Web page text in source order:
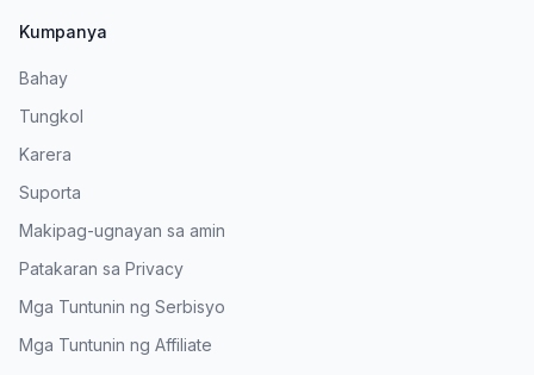
Kumpanya
Bahay
Tungkol
Karera
Suporta
Makipag-ugnayan sa amin
Patakaran sa Privacy
Mga Tuntunin ng Serbisyo
Mga Tuntunin ng Affiliate